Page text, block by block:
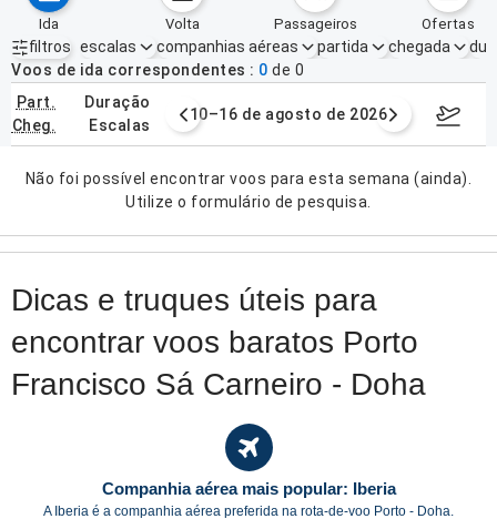
ida volta passageiros ofertas
filtros
Filtros ativos nenhum
escalas companhias aéreas partida chegada
Voos de ida correspondentes
0 de 0
part.
cheg.
duração
escalas
agosto de 2026 10–16 de agosto de 2026 17–23
Não foi possível encontrar voos para esta semana (ainda).
Utilize o formulário de pesquisa.
Dicas e truques úteis para
encontrar voos baratos Porto
Francisco Sá Carneiro - Doha
Companhia aérea mais popular: Iberia
A Iberia é a companhia aérea preferida na rota-de-voo Porto - Doha.